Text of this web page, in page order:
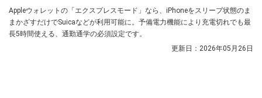
Appleウォレットの「エクスプレスモード」なら、iPhoneをスリープ状態のま
まかざすだけでSuicaなどが利用可能に。予備電力機能により充電切れでも最
長5時間使える、通勤通学の必須設定です。
更新日： 2026年05月26日